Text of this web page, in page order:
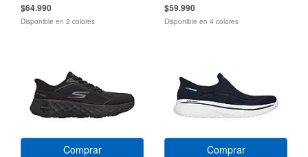
$64.990
Disponible en 2 colores
$59.990
Disponible en 4 colores
Comprar Comprar